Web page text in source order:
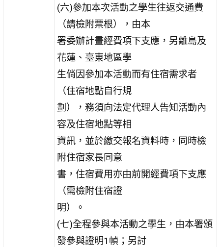
(六)參加本次活動之學生往返交通費
（請檢附票根），由本
署委辦計畫經費項下支應，另離島及
花蓮、臺東地區學
生倘因參加本活動而有住宿需求者
（住宿地點自行規
劃），務須向法定代理人告知活動內
容及住宿地點等相
資訊，並於繳交報名資料時，同時檢
附住宿家長同意
書，住宿費用亦由前開經費項下支應
（需檢附住宿證
明）。
(七)全程參與本活動之學生，由本署頒
發參與證明1幀；另討